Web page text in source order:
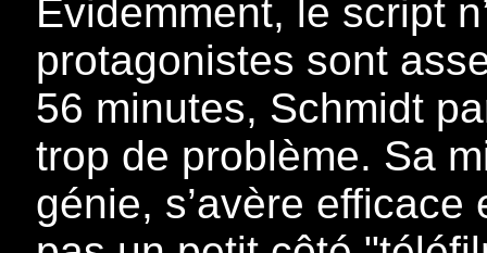
Evidemment, le script
protagonistes sont
56 minutes, Schmidt
trop de problème. Sa
génie, s’avère efficace